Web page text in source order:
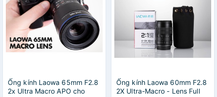
Ống kính Laowa 65mm F2.8
2x Ultra Macro APO cho
Ống kính Laowa 60mm F2.8
2X Ultra-Macro - Lens Full